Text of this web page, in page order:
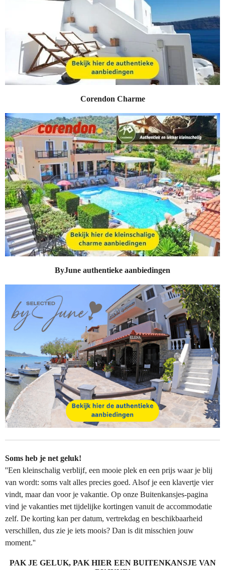
Corendon Charme
ByJune authentieke aanbiedingen
Soms heb je net geluk!
''Een kleinschalig verblijf, een mooie plek en een prijs waar je blij
van wordt: soms valt alles precies goed. Alsof je een klavertje vier
vindt, maar dan voor je vakantie. Op onze Buitenkansjes-pagina
vind je vakanties met tijdelijke kortingen vanuit de accommodatie
zelf. De korting kan per datum, vertrekdag en beschikbaarheid
verschillen, dus zie je iets moois? Dan is dit misschien jouw
moment.''
PAK JE GELUK, PAK HIER EEN BUITENKANSJE VAN